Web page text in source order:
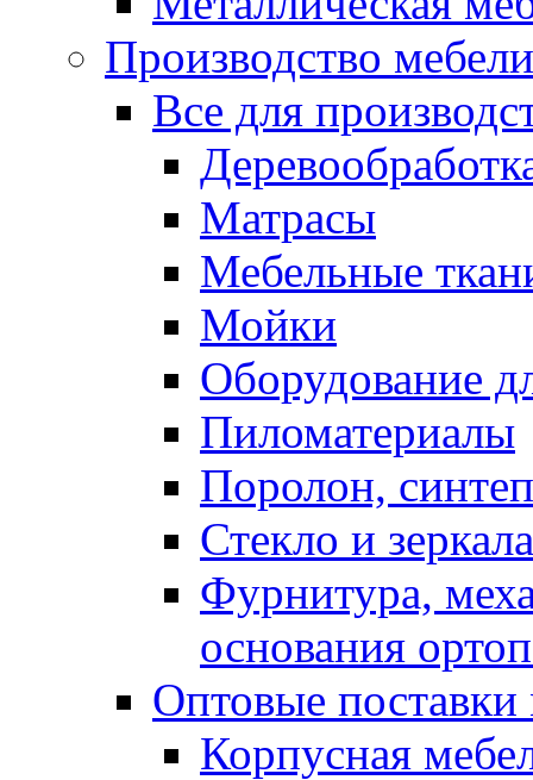
Производство мебели
Все для
Матрасы
Мебельные
Мойки
Оборудование
Пиломатериалы
Поролон,
Стекло и зеркала
Фурнитура,
основания
Оптовые поставки
Корпусная